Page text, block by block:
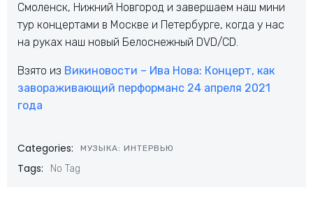
Смоленск, Нижний Новгород и завершаем наш мини
тур концертами в Москве и Петербурге, когда у нас
на руках наш новый Белоснежный DVD/CD.
Взято из Викиновости – Ива Нова: Концерт, как
завораживающий перформанс 24 апреля 2021
года
Categories: МУЗЫКА: ИНТЕРВЬЮ
Tags: No Tag